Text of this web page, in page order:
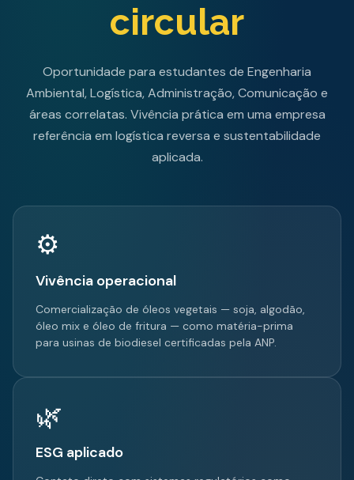
circular
Oportunidade para estudantes de Engenharia
Ambiental, Logística, Administração, Comunicação e
áreas correlatas. Vivência prática em uma empresa
referência em logística reversa e sustentabilidade
aplicada.
⚙️
Vivência operacional
Comercialização de óleos vegetais — soja, algodão,
óleo mix e óleo de fritura — como matéria-prima
para usinas de biodiesel certificadas pela ANP.
🌿
ESG aplicado